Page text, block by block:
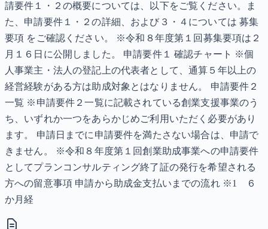
請要件１・２の概要については、以下をご覧ください。ま
た、申請要件１・２の詳細、および３・４については 募集
要項 をご確認ください。 ※令和８年度第１回募集要項は２
月１６日に公開しました。 申請要件１ 確認チャート ※個
人事業主・法人の登記上の代表者として、通算５年以上の
経営経験がある方は助成対象とはなりません。 申請要件２
一覧 ※申請要件２一覧に記載されている創業支援事業のう
ち、いずれか一つをあらかじめご利用いただく必要があり
ます。 申請日までに申請要件を満たさない場合は、申請で
きません。 ※令和８年度第１回創業助成事業への申請要件
としてプランコンサルティング終了証の発行を希望される
方への留意事項 申請から助成金支払いまでの流れ ※1 ６
か月経